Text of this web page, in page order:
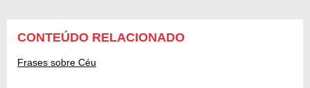
CONTEÚDO RELACIONADO
Frases sobre Céu